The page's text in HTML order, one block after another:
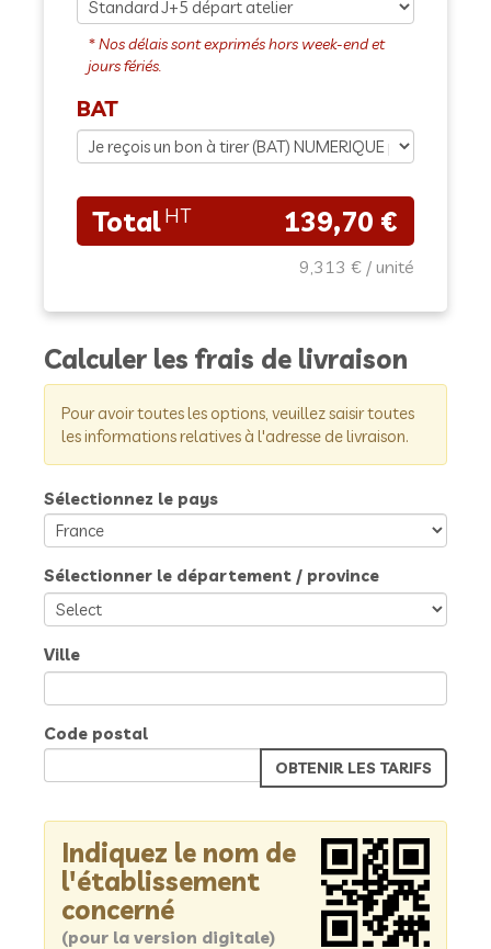
BAT
139,70 €
9,313 €
Calculer les frais de livraison
Pour avoir toutes les options, veuillez saisir toutes
les informations relatives à l'adresse de livraison.
Sélectionnez le pays
Sélectionner le département / province
Ville
Code postal
Indiquez le nom de
l'établissement
concerné
(pour la version digitale)